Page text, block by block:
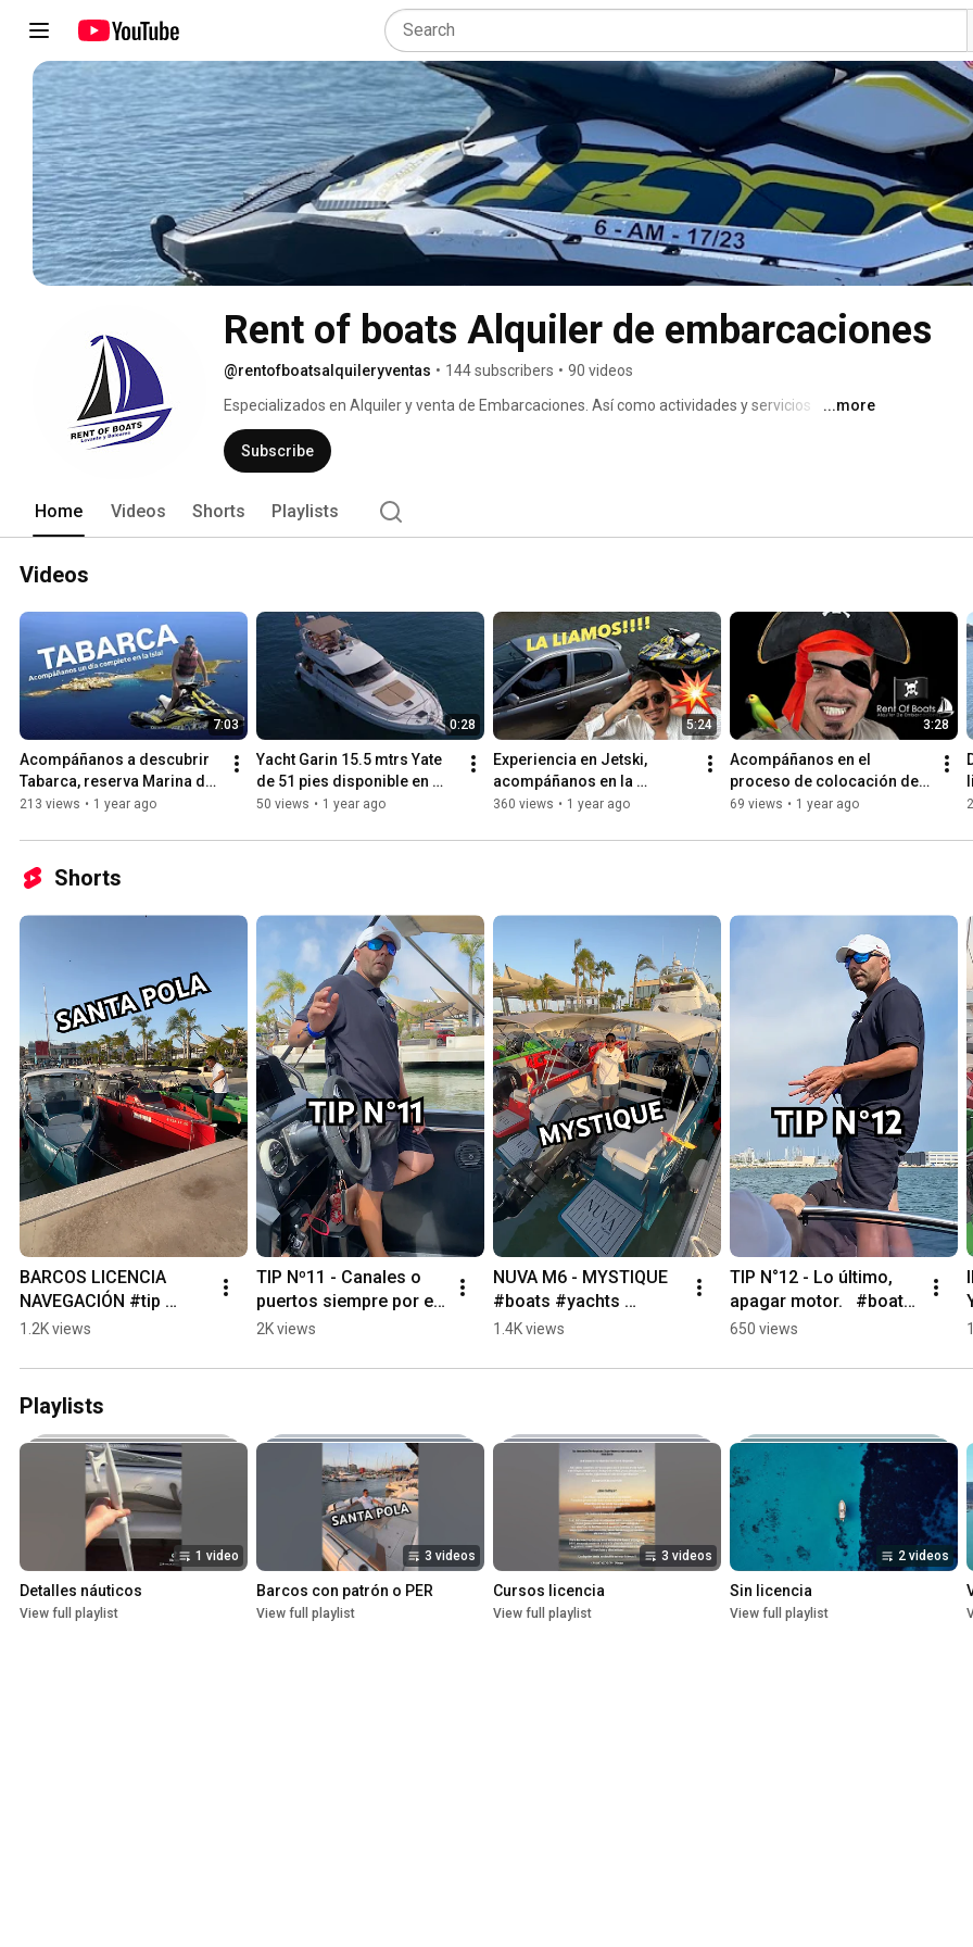
Rent of boats Alquiler de embarcaciones
@rentofboatsalquileryventas • 144 subscribers • 90 videos
Especializados en Alquiler y venta de Embarcaciones. Así como actividades y servicios
náuticos. Con proveedores y colaboradores en el Levante y Baleares.
...more
Subscribe
Home Videos Shorts Playlists
Videos
7:03
Acompáñanos a descubrir
Tabarca, reserva Marina de
Alicante en Moto de agua.
213 views • 1 year ago
0:28
Yacht Garin 15.5 mtrs Yate
de 51 pies disponible en
Alicante para tus días de
50 views • 1 year ago
5:24
Experiencia en Jetski,
acompáñanos en la
aventura en moto de agua!!
360 views • 1 year ago
3:28
Acompáñanos en el
proceso de colocación de
nuestra bandera en
(Santa pola)
69 views • 1 year ago
Shorts
BARCOS LICENCIA
NAVEGACIÓN #tip
#boats #yachts
1.2K views
TIP Nº11 - Canales o
puertos siempre por el
lado de estribor
#yachts
2K views
NUVA M6 - MYSTIQUE
#boats #yachts
#barco
1.4K views
TIP N°12 - Lo último,
apagar motor.   #boats
#yachts #tip
650 views
Playlists
1 video
Detalles náuticos
View full playlist
3 videos
Barcos con patrón o PER
View full playlist
3 videos
Cursos licencia
View full playlist
2 videos
Sin licencia
View full playlist